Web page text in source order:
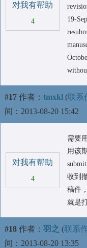
对我有帮助
4
19-
#17 作者： tmxkl (联系
间：2013-08-20 15:42
对我有帮助
4
需要
用该
收到
稿件
就是
#18 作者： 羽之 (联系
间：2013-08-20 13:35